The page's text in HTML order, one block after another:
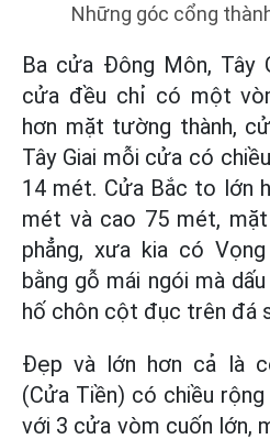
Những góc cổng
Ba cửa Đông Môn, Tây
cửa đều chỉ có một
hơn mặt tường thành,
Tây Giai mỗi cửa có
14 mét. Cửa Bắc to lớn
mét và cao 75 mét,
phẳng, xưa kia có
bằng gỗ mái ngói mà
hố chôn cột đục trên đá
Đẹp và lớn hơn cả là
(Cửa Tiền) có chiều
với 3 cửa vòm cuốn lớn,